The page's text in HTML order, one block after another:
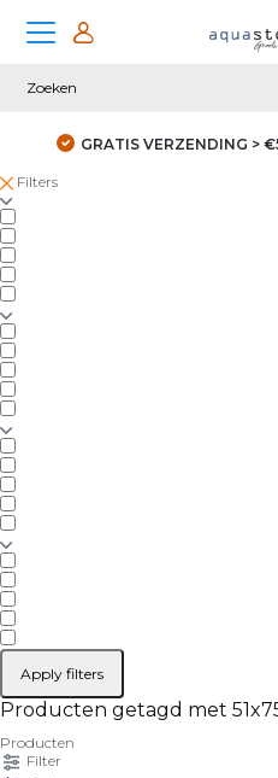
GRATIS VERZENDING >
Filters
Apply filters
Producten getagd met
Producten
Filter